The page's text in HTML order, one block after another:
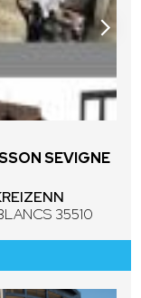
SEVIGNE
35510